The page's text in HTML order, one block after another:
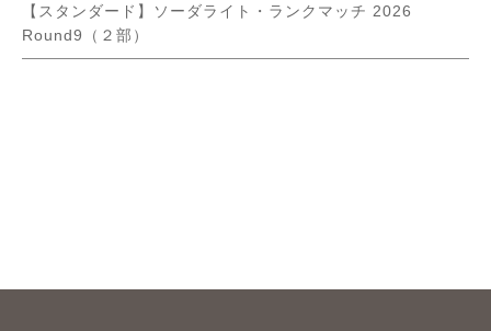
【スタンダード】ソーダライト・ランクマッチ 2026
Round9（２部）